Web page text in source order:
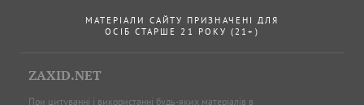
МАТЕРІАЛИ САЙТУ ПРИЗНАЧЕНІ ДЛЯ
ОСІБ СТАРШЕ 21 РОКУ (21+)
ZAXID.NET
При цитуванні і використанні будь-яких матеріалів в